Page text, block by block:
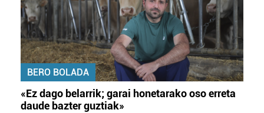
BERO BOLADA
«Ez dago belarrik; garai honetarako oso erreta
daude bazter guztiak»